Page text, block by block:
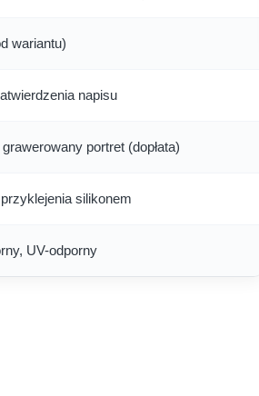
wariantu)
napisu
portret (dopłata)
silikonem
UV-odporny